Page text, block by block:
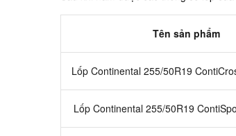
Tên sản phẩm
Lốp Continental 255/50R19
Lốp Continental 255/50R19